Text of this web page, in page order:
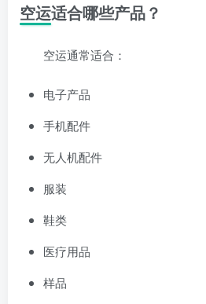
空运适合哪些产品？
空运通常适合：
电子产品
手机配件
无人机配件
服装
鞋类
医疗用品
样品